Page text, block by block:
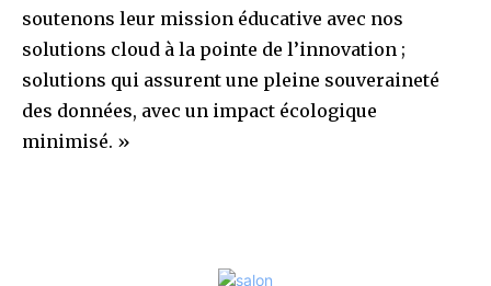
soutenons leur mission éducative avec nos
solutions cloud à la pointe de l’innovation ;
solutions qui assurent une pleine souveraineté
des données, avec un impact écologique
minimisé. »